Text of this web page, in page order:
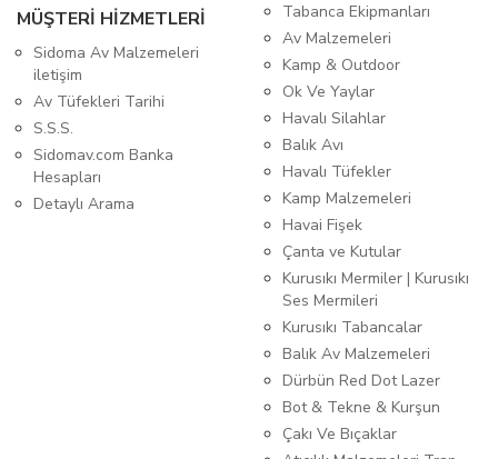
MÜŞTERİ HİZMETLERİ
Sidoma Av Malzemeleri
iletişim
Av Tüfekleri Tarihi
S.S.S.
Sidomav.com Banka
Hesapları
Detaylı Arama
Tabanca Ekipmanları
Av Malzemeleri
Kamp & Outdoor
Ok Ve Yaylar
Havalı Silahlar
Balık Avı
Havalı Tüfekler
Kamp Malzemeleri
Havai Fişek
Çanta ve Kutular
Kurusıkı Mermiler | Kurusıkı
Ses Mermileri
Kurusıkı Tabancalar
Balık Av Malzemeleri
Dürbün Red Dot Lazer
Bot & Tekne & Kurşun
Çakı Ve Bıçaklar